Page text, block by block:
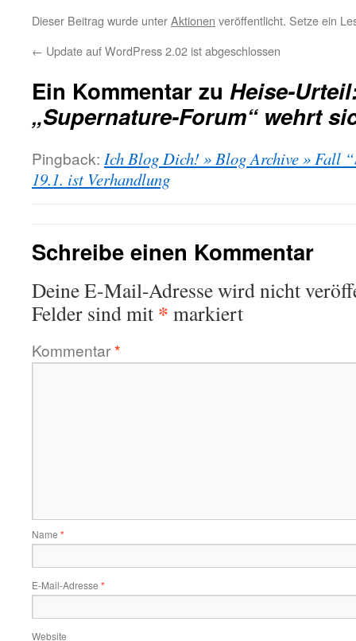
Dieser Beitrag wurde unterAktionen veröffentlicht. Setze ein
← Update auf WordPress 2.02 ist abgeschlossen
Ein Kommentar zu Heise-
„Supernature-Forum“ wehrt
Pingback: Ich Blog Dich! » Blog Archive » Fall
19.1. ist Verhandlung
Schreibe einen Kommentar
Deine E-Mail-Adresse wird nicht
Felder sind mit * markiert
Kommentar*
Name *
E-Mail-Adresse *
Website